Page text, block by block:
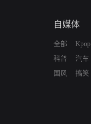
自媒体
全部
科普
国风
Kpop
汽车
搞笑